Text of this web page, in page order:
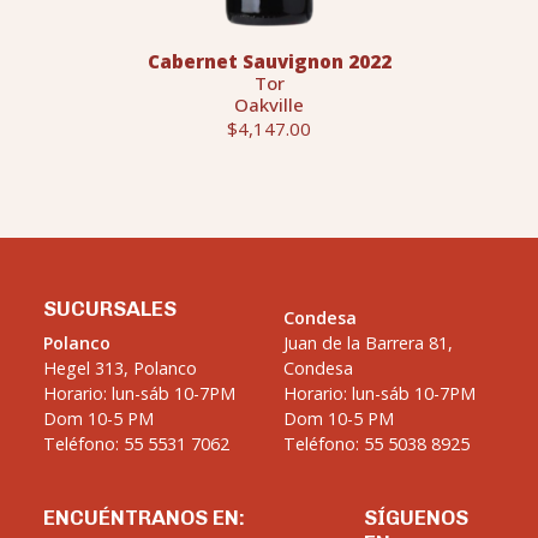
Cabernet Sauvignon 2022
Tor
Oakville
$4,147.00
SUCURSALES
Polanco
Hegel 313, Polanco
Horario: lun-sáb 10-7PM
Dom 10-5 PM
Teléfono: 55 5531 7062
Condesa
Juan de la Barrera 81,
Condesa
Horario: lun-sáb 10-7PM
Dom 10-5 PM
Teléfono: 55 5038 8925
ENCUÉNTRANOS EN:
SÍGUENOS